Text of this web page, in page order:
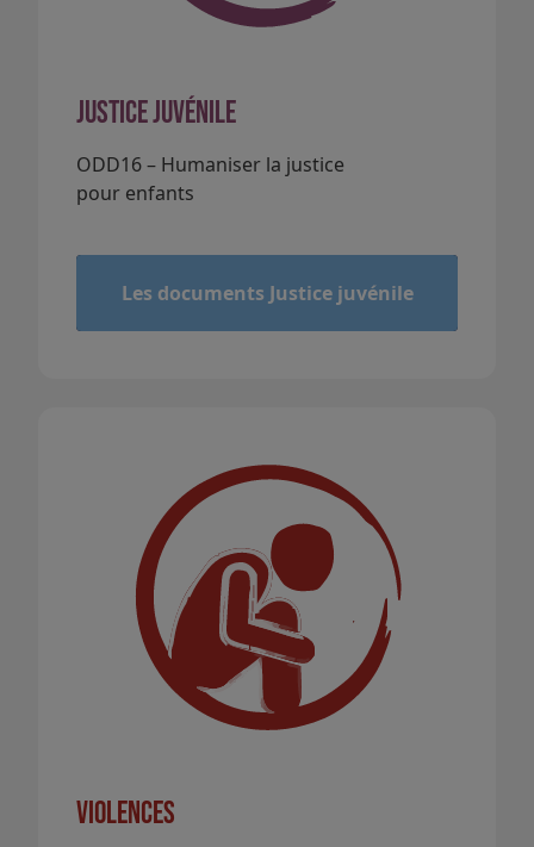
Justice juvénile
ODD16 – Humaniser la justice
pour enfants
Les documents Justice juvénile
Violences